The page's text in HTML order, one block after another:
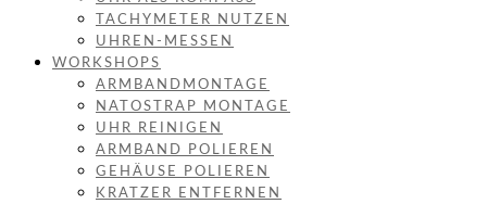
TACHYMETER NUTZEN
UHREN-MESSEN
WORKSHOPS
ARMBANDMONTAGE
NATOSTRAP MONTAGE
UHR REINIGEN
ARMBAND POLIEREN
GEHÄUSE POLIEREN
KRATZER ENTFERNEN